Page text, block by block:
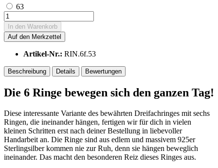
63
In den Warenkorb
Auf den Merkzettel
Artikel-Nr.: RIN.6f.53
Beschreibung Details Bewertungen
Die 6 Ringe bewegen sich den ganzen Tag!
Diese interessante Variante des bewährten Dreifachringes mit sechs
Ringen, die ineinander hängen, fertigen wir für dich in vielen
kleinen Schritten erst nach deiner Bestellung in liebevoller
Handarbeit an. Die Ringe sind aus edlem und massivem 925er
Sterlingsilber kommen nie zur Ruh, denn sie hängen beweglich
ineinander. Das macht den besonderen Reiz dieses Ringes aus.